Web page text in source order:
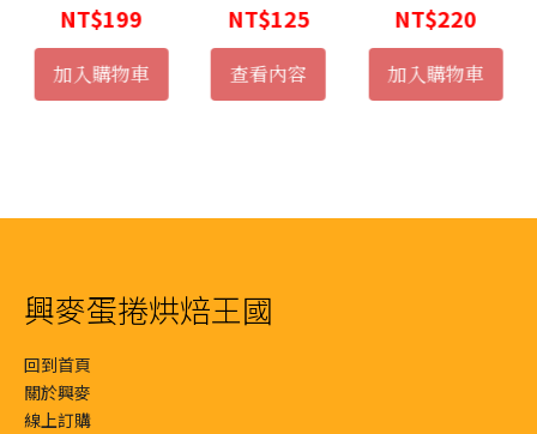
始
價
格：
NT$199
前
價
加入購物車
始
價
NT$125目
前
查看內容
始
價
格：
NT$220目
前
價
加入購物車
興麥蛋捲烘焙王國
回到首頁
關於興麥
線上訂購